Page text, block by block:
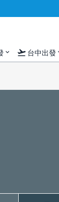
expand_more flight_takeoff 台中出發